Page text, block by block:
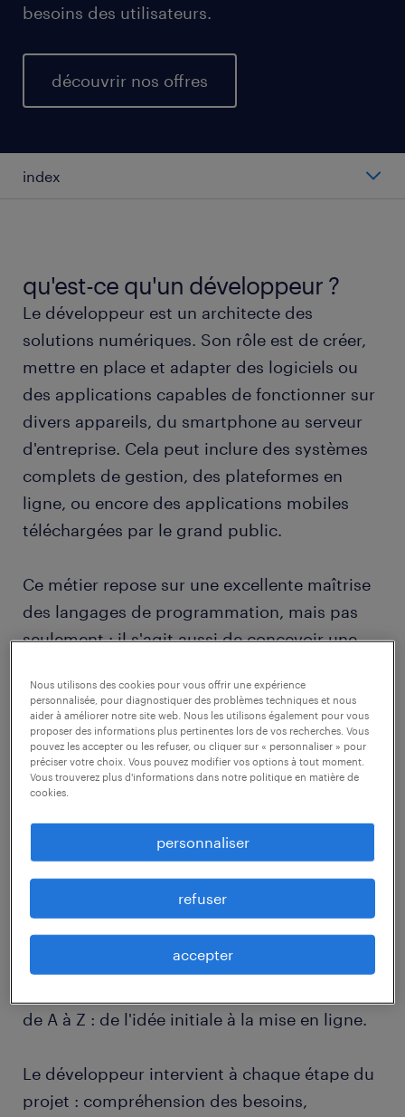
besoins des utilisateurs.
découvrir nos offres
index
types de développeurs.
travailler comme développeur.
avantage de trouver un emploi de développeur
avec randstad.
compétences et formation pour devenir
développeur.
FAQs.
qu'est-ce qu'un développeur ?
Le développeur est un architecte des
solutions numériques. Son rôle est de créer,
mettre en place et adapter des logiciels ou
des applications capables de fonctionner sur
divers appareils, du smartphone au serveur
d'entreprise. Cela peut inclure des systèmes
complets de gestion, des plateformes en
ligne, ou encore des applications mobiles
téléchargées par le grand public.
Ce métier repose sur une excellente maîtrise
des langages de programmation, mais pas
seulement : il s'agit aussi de concevoir une
transformer une demande en solution
opérationnelle.
En fonction de votre spécialité, vous pouvez
exercer comme développeur logiciel,
développeur web, développeur mobile ou
développeur d'applications métiers. Dans un
grand groupe, le rôle est souvent réparti
entre plusieurs équipes, ce qui vous permet
de vous concentrer sur la partie conception
et architecture. Dans une start-up ou une
de A à Z : de l'idée initiale à la mise en ligne.
Le développeur intervient à chaque étape du
projet : compréhension des besoins,
Nous utilisons des cookies pour vous offrir une expérience
personnalisée, pour diagnostiquer des problèmes techniques et nous
aider à améliorer notre site web. Nous les utilisons également pour vous
proposer des informations plus pertinentes lors de vos recherches. Vous
pouvez les accepter ou les refuser, ou cliquer sur « personnaliser » pour
préciser votre choix. Vous pouvez modifier vos options à tout moment.
Vous trouverez plus d'informations dans notre politique en matière de
cookies.
personnaliser
refuser
accepter